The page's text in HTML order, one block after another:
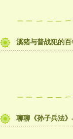
溪猪与普战犯的
聊聊《孙子兵法